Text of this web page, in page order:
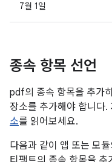
7월 1일
종속 항목 선언
pdf의 종속 항목을 추가
장소를 추가해야 합니다.
소를 읽어보세요.
다음과 같이 앱 또는 모듈